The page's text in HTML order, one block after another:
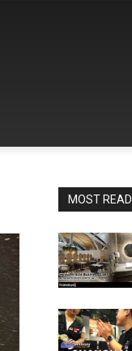
MOST READ